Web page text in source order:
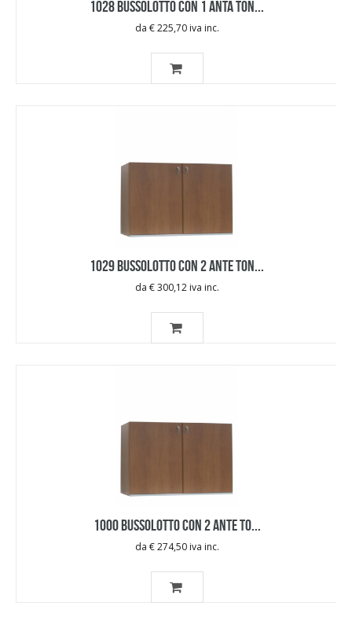
1028 BUSSOLOTTO CON 1 ANTA TON...
da € 225,70 iva inc.
1029 BUSSOLOTTO CON 2 ANTE TON...
da € 300,12 iva inc.
1000 BUSSOLOTTO CON 2 ANTE TO...
da € 274,50 iva inc.